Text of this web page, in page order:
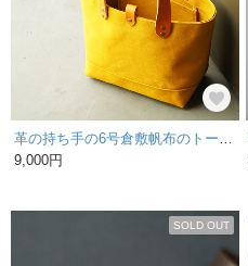
9,000円
SOLD OUT